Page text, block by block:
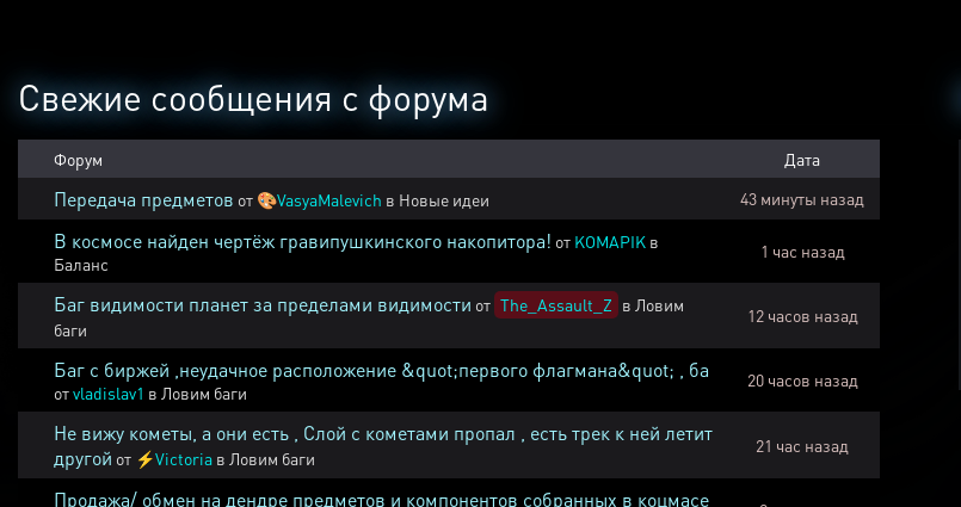
Свежие сообщения с форума
Форум Дата
Передача предметов от 🎨VasyaMalevich в Новые идеи 43 минуты назад
В космосе найден чертёж гравипушкинского накопитора! от KOMAPIK в
Баланс
1 час назад
Баг видимости планет за пределами видимости от The_Assault_Z в Ловим
баги
12 часов назад
Баг с биржей ,неудачное расположение &quot;первого флагмана&quot; , ба
отvladislav1 в Ловим баги
20 часов назад
Не вижу кометы, а они есть , Слой с кометами пропал , есть трек к ней летит
другой от ⚡Victoria в Ловим баги
21 час назад
Продажа/ обмен на дендре предметов и компонентов собранных в коцмасе